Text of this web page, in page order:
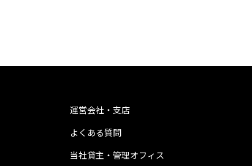
運営会社・支店
よくある質問
当社貸主・管理オフィス